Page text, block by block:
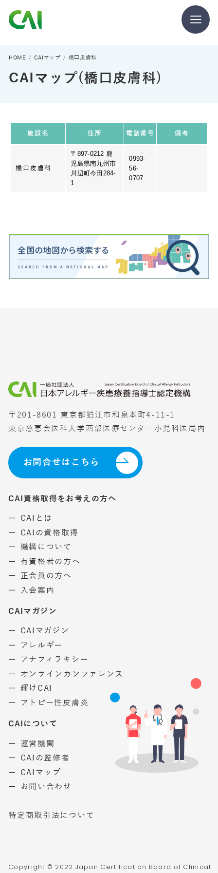
CAIとは
CAIを目指す方へ
HOME CAIマップ 橋口皮膚科
CAIマップ(橋口皮膚科)
施設名 住所 電話番号 備考
橋口皮膚科
〒897-0212 鹿
児島県南九州市
川辺町今田284-
1
0993-
56-
0707
〒201-8601 東京都狛江市和泉本町4-11-1
東京慈恵会医科大学西部医療センター小児科医局内
お問合せはこちら
CAI資格取得をお考えの方へ
ー CAIとは
ー CAIの資格取得
ー 機構について
ー 有資格者の方へ
ー 正会員の方へ
ー 入会案内
CAIマガジン
ー CAIマガジン
ー アレルギー
ー アナフィラキシー
ー オンラインカンファレンス
ー 輝けCAI
ー アトピー性皮膚炎
CAIについて
ー 運営機関
ー CAIの監修者
ー CAIマップ
ー お問い合わせ
特定商取引法について
Copyright © 2022 Japan Certification Board of Clinical